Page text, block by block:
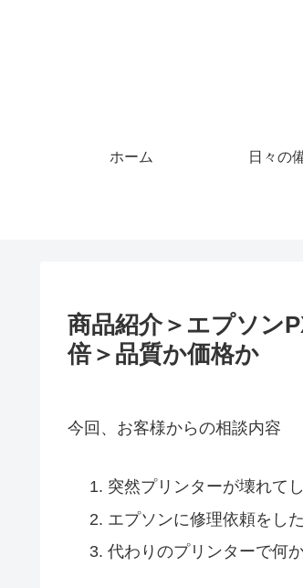
ホーム 日々の
商品紹介＞エプソン
倍＞品質か価格か
今回、お客様からの相談内容
突然プリンターが壊れて
エプソンに修理依頼をし
代わりのプリンターで何